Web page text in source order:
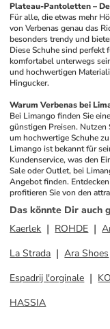
Plateau-Pantoletten –
Für alle, die etwas mehr
von Verbenas genau das
besonders trendy und
Diese Schuhe sind
komfortabel unterwegs
und hochwertigen
Hingucker.
Warum Verbenas bei
Bei Limango finden Sie
günstigen Preisen.
um hochwertige Schuhe
Limango ist bekannt für
Kundenservice, was den
Sale oder Outlet, bei
Angebot finden.
profitieren Sie von den
Das könnte Dir auch
Kaerlek
ROHDE
La Strada
Ara Shoes
Espadrij l'orginale
HASSIA